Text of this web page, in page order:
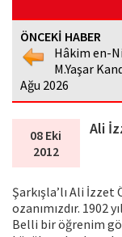
ÖNCEKİ HABER
Hâkim en-
M.Yaşar
Ağu 2026
08 Eki
2012
Ali
Şarkışla’lı Ali
ozanımızdır. 1902
Belli bir öğrenim